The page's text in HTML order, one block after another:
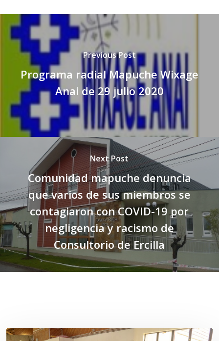
Previous Post
Programa radial Mapuche Wixage
Anai de 29 julio 2020
Next Post
Comunidad mapuche denuncia
que varios de sus miembros se
contagiaron con COVID-19 por
negligencia y racismo de
Consultorio de Ercilla
Toda